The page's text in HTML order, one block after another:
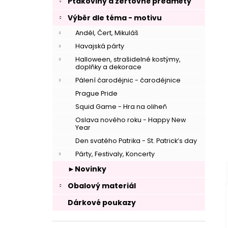
Výběr dle téma - motivu
Anděl, Čert, Mikuláš
Havajská párty
Halloween, strašidelné kostýmy,
doplňky a dekorace
Pálení čarodějnic - čarodějnice
Prague Pride
Squid Game - Hra na oliheň
Oslava nového roku - Happy New
Year
Den svatého Patrika - St. Patrick’s day
Párty, Festivaly, Koncerty
►Novinky
Obalový materiál
Dárkové poukazy